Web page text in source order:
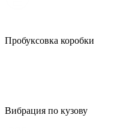
Пробуксовка коробки
Вибрация по кузову